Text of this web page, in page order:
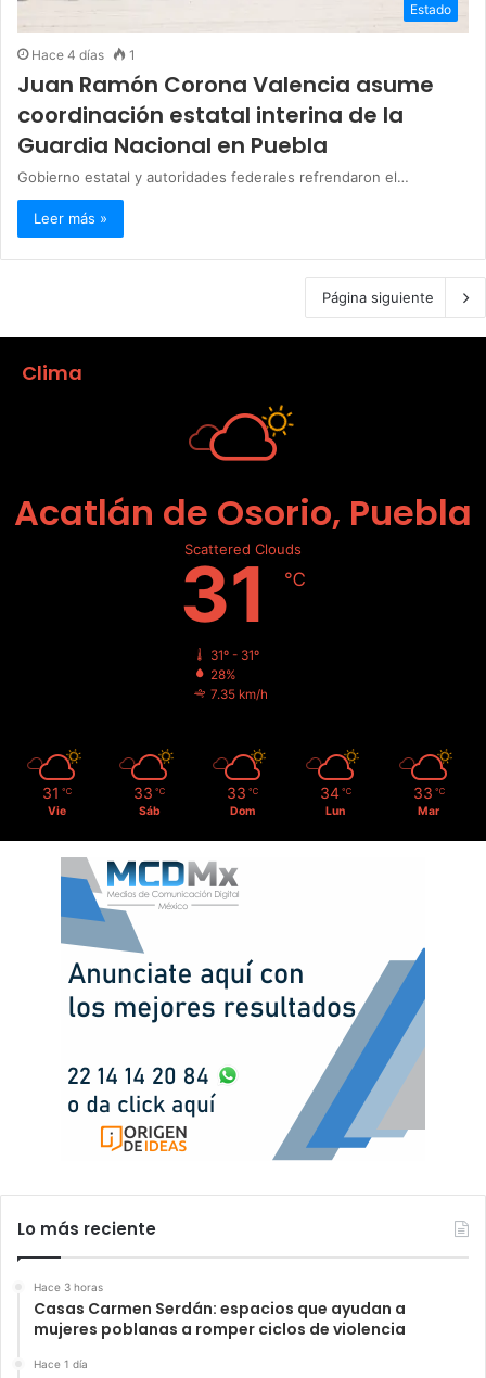
Estado
Hace 4 días 1
Juan Ramón Corona Valencia asume
coordinación estatal interina de la
Guardia Nacional en Puebla
Gobierno estatal y autoridades federales refrendaron el…
Leer más »
Página siguiente
Clima
Acatlán de Osorio, Puebla
Scattered Clouds
31 ℃
31º - 31º
28%
7.35 km/h
31 ℃
Vie
33 ℃
Sáb
33 ℃
Dom
34 ℃
Lun
33 ℃
Mar
Lo más reciente
Hace 3 horas
Casas Carmen Serdán: espacios que ayudan a
mujeres poblanas a romper ciclos de violencia
Hace 1 día